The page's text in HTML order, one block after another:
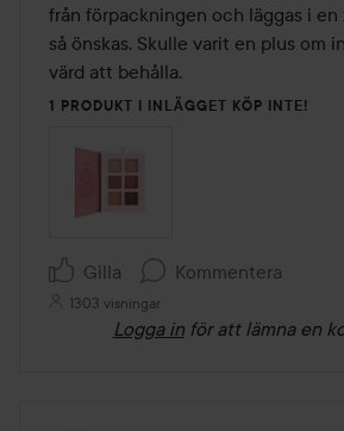
från förpackningen och läggas i
så önskas. Skulle varit en plus om
värd att behålla.
1 PRODUKT I INLÄGGET KÖP INTE!
Gilla Kommentera
1303 visningar
Logga in för att lämna en